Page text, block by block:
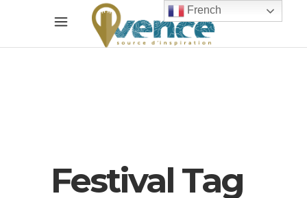
Festival Tag
French